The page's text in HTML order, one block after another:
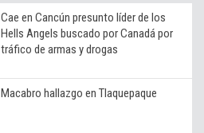
Cae en Cancún presunto líder de los
Hells Angels buscado por Canadá por
tráfico de armas y drogas
Macabro hallazgo en Tlaquepaque